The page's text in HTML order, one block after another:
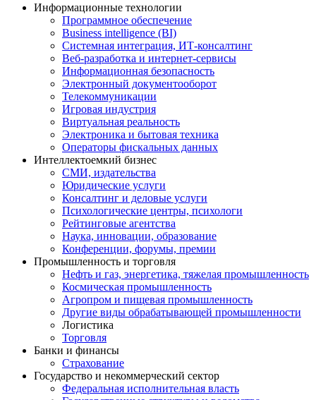
Информационные технологии
Программное обеспечение
Business intelligence (BI)
Системная интеграция, ИТ-консалтинг
Веб-разработка и интернет-сервисы
Информационная безопасность
Электронный документооборот
Телекоммуникации
Игровая индустрия
Виртуальная реальность
Электроника и бытовая техника
Операторы фискальных данных
Интеллектоемкий бизнес
СМИ, издательства
Юридические услуги
Консалтинг и деловые услуги
Психологические центры, психологи
Рейтинговые агентства
Наука, инновации, образование
Конференции, форумы, премии
Промышленность и торговля
Нефть и газ, энергетика, тяжелая промышленность
Космическая промышленность
Агропром и пищевая промышленность
Другие виды обрабатывающей промышленности
Логистика
Торговля
Банки и финансы
Страхование
Государство и некоммерческий сектор
Федеральная исполнительная власть